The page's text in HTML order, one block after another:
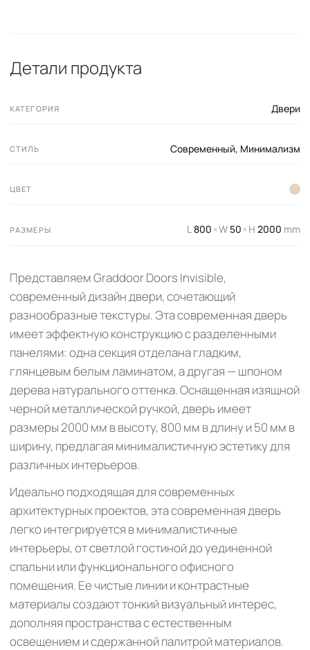
Детали продукта
КАТЕГОРИЯ Двери
СТИЛЬ Современный, Минимализм
ЦВЕТ
РАЗМЕРЫ L800 ×W 50 ×H 2000 mm
Представляем Graddoor Doors Invisible,
современный дизайн двери, сочетающий
разнообразные текстуры. Эта современная дверь
имеет эффектную конструкцию с разделенными
панелями: одна секция отделана гладким,
глянцевым белым ламинатом, а другая — шпоном
дерева натурального оттенка. Оснащенная изящной
черной металлической ручкой, дверь имеет
размеры 2000 мм в высоту, 800 мм в длину и 50 мм в
ширину, предлагая минималистичную эстетику для
различных интерьеров.
Идеально подходящая для современных
архитектурных проектов, эта современная дверь
легко интегрируется в минималистичные
интерьеры, от светлой гостиной до уединенной
спальни или функционального офисного
помещения. Ее чистые линии и контрастные
материалы создают тонкий визуальный интерес,
дополняя пространства с естественным
освещением и сдержанной палитрой материалов.